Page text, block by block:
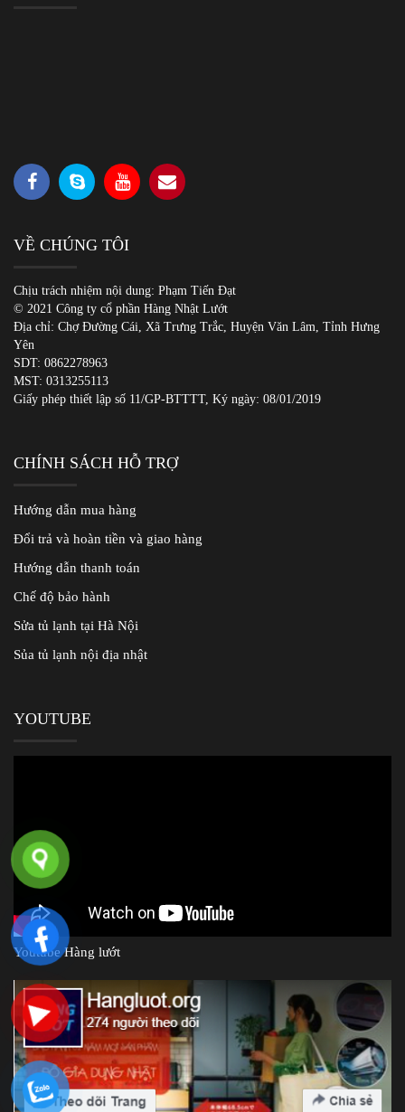
VỀ CHÚNG TÔI
Chịu trách nhiệm nội dung: Phạm Tiến Đạt
© 2021 Công ty cổ phần Hàng Nhật Lướt
Địa chỉ: Chợ Đường Cái, Xã Trưng Trắc, Huyện Văn Lâm, Tỉnh Hưng
Yên
SDT: 0862278963
MST: 0313255113
Giấy phép thiết lập số 11/GP-BTTTT, Ký ngày: 08/01/2019
CHÍNH SÁCH HỖ TRỢ
Hướng dẫn mua hàng
Đổi trả và hoàn tiền và giao hàng
Hướng dẫn thanh toán
Chế độ bảo hành
Sửa tủ lạnh tại Hà Nội
Sủa tủ lạnh nội địa nhật
YOUTUBE
Youtube Hàng lướt